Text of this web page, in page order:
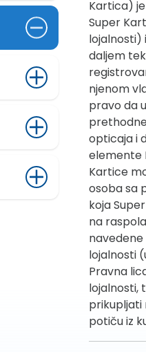
Kartica)
Super
lojalnosti)
daljem
njenom
pravo da
opticaja i
elemente
Kartice
osoba sa
koja
na
lojalnosti
Pravna
lojalnosti,
prikupljati
potiču iz